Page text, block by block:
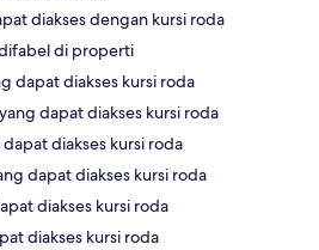
diakses dengan kursi roda
di properti
dapat diakses kursi roda
dapat diakses kursi roda
diakses kursi roda
dapat diakses kursi roda
diakses kursi roda
diakses kursi roda